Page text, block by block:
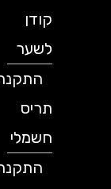
לשער
התקנת
תריס
חשמלי
התקנת